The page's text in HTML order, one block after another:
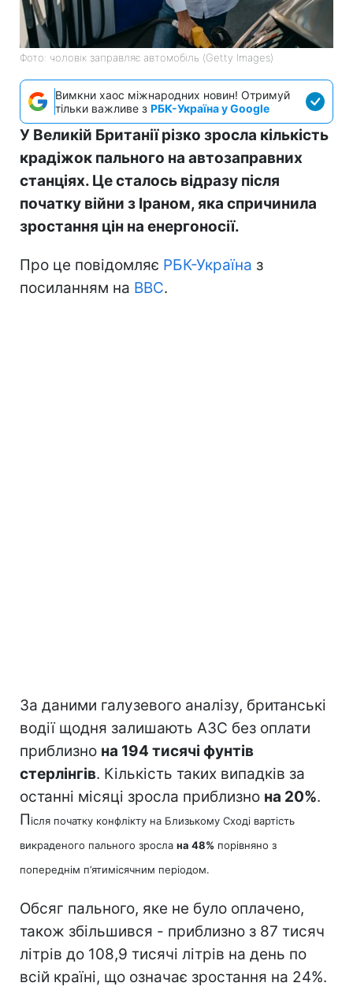
Фото: чоловік заправляє автомобіль (Getty Images)
Вимкни хаос міжнародних новин! Отримуй
тільки важливе з РБК-Україна у Google
У Великій Британії різко зросла кількість
крадіжок пального на автозаправних
станціях. Це сталось відразу після
початку війни з Іраном, яка спричинила
зростання цін на енергоносії.
Про це повідомляє РБК-Україна з
посиланням на BBC.
За даними галузевого аналізу, британські
водії щодня залишають АЗС без оплати
приблизно на 194 тисячі фунтів
стерлінгів. Кількість таких випадків за
останні місяці зросла приблизно на 20%.
Після початку конфлікту на Близькому Сході вартість
викраденого пального зросла на 48% порівняно з
попереднім п’ятимісячним періодом.
Обсяг пального, яке не було оплачено,
також збільшився - приблизно з 87 тисяч
літрів до 108,9 тисячі літрів на день по
всій країні, що означає зростання на 24%.